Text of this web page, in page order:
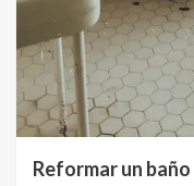
Reformar un baño